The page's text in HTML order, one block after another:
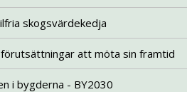
skogsvärdekedja
att möta sin framtid
i bygderna - BY2030